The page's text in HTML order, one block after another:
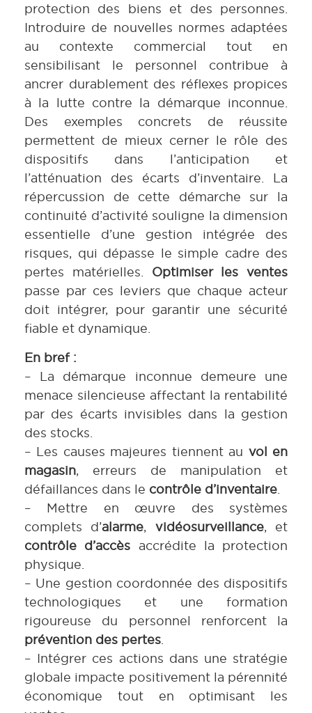
protection des biens et des personnes.
Introduire de nouvelles normes adaptées
au contexte commercial tout en
sensibilisant le personnel contribue à
ancrer durablement des réflexes propices
à la lutte contre la démarque inconnue.
Des exemples concrets de réussite
permettent de mieux cerner le rôle des
dispositifs dans l’anticipation et
l’atténuation des écarts d’inventaire. La
répercussion de cette démarche sur la
continuité d’activité souligne la dimension
essentielle d’une gestion intégrée des
risques, qui dépasse le simple cadre des
pertes matérielles. Optimiser les ventes
passe par ces leviers que chaque acteur
doit intégrer, pour garantir une sécurité
fiable et dynamique.
En bref :
– La démarque inconnue demeure une
menace silencieuse affectant la rentabilité
par des écarts invisibles dans la gestion
des stocks.
– Les causes majeures tiennent au vol en
magasin, erreurs de manipulation et
défaillances dans le contrôle d’inventaire
– Mettre en œuvre des systèmes
complets d’alarme, vidéosurveillance, et
contrôle d’accès accrédite la protection
physique.
– Une gestion coordonnée des dispositifs
technologiques et une formation
rigoureuse du personnel renforcent la
prévention des pertes
– Intégrer ces actions dans une stratégie
globale impacte positivement la pérennité
économique tout en optimisant les